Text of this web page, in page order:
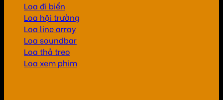
Loa đi biển
Loa hội trường
Loa line array
Loa soundbar
Loa thả treo
Loa xem phim